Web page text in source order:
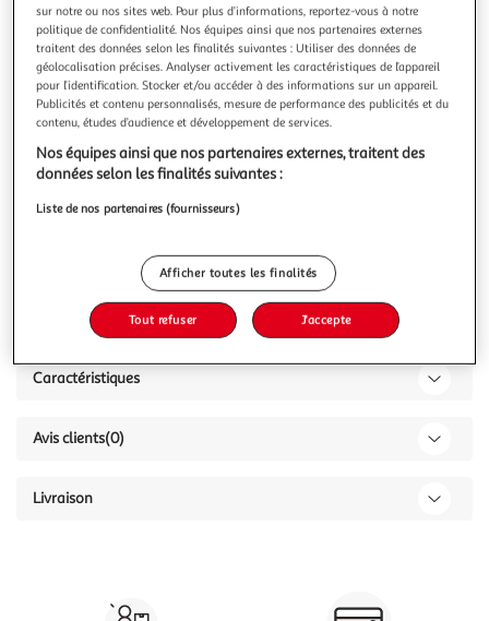
Livraison dès 2/3 semaines
Livraison offerte
Plus d'options
Vendu parSommeil de Plomb 349,00€
-46 %
349,00€
Description
Caractéristiques
Avis clients(0)
Livraison
sur notre ou nos sites web. Pour plus d’informations, reportez-vous à notre
politique de confidentialité. Nos équipes ainsi que nos partenaires externes
traitent des données selon les finalités suivantes : Utiliser des données de
géolocalisation précises. Analyser activement les caractéristiques de l’appareil
pour l’identification. Stocker et/ou accéder à des informations sur un appareil.
Publicités et contenu personnalisés, mesure de performance des publicités et du
contenu, études d’audience et développement de services.
Nos équipes ainsi que nos partenaires externes, traitent des
données selon les finalités suivantes :
Liste de nos partenaires (fournisseurs)
Afficher toutes les finalités
Tout refuser J'accepte